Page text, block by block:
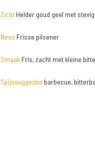
ZichtHelder goud geel met
Neus Frisse pilsener
SmaakFris, zacht met kleine
Spijssuggestie barbecue,